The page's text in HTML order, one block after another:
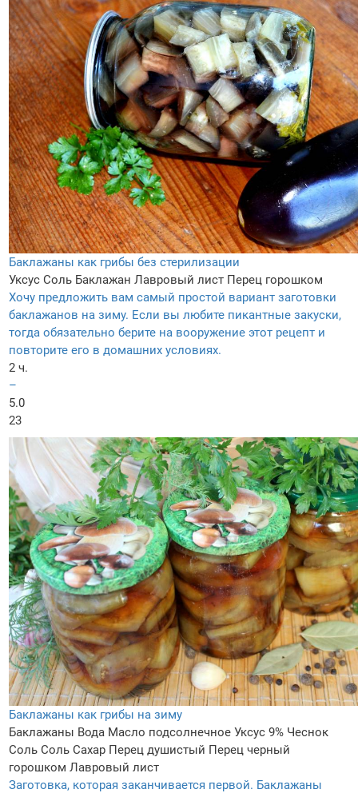
Баклажаны как грибы без стерилизации
Уксус Соль Баклажан Лавровый лист Перец горошком
Хочу предложить вам самый простой вариант заготовки
баклажанов на зиму. Если вы любите пикантные закуски,
тогда обязательно берите на вооружение этот рецепт и
повторите его в домашних условиях.
2 ч.
–
5.0
23
Баклажаны как грибы на зиму
Баклажаны Вода Масло подсолнечное Уксус 9% Чеснок
Соль Соль Сахар Перец душистый Перец черный
горошком Лавровый лист
Заготовка, которая заканчивается первой. Баклажаны